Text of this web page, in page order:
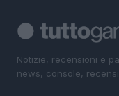
Notizie, recensioni e
news, console,